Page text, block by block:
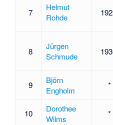
7
Helmut
Rohde
8
Jürgen
Schmude
9
Björn
Engholm
*
10
Dorothee
Wilms
*